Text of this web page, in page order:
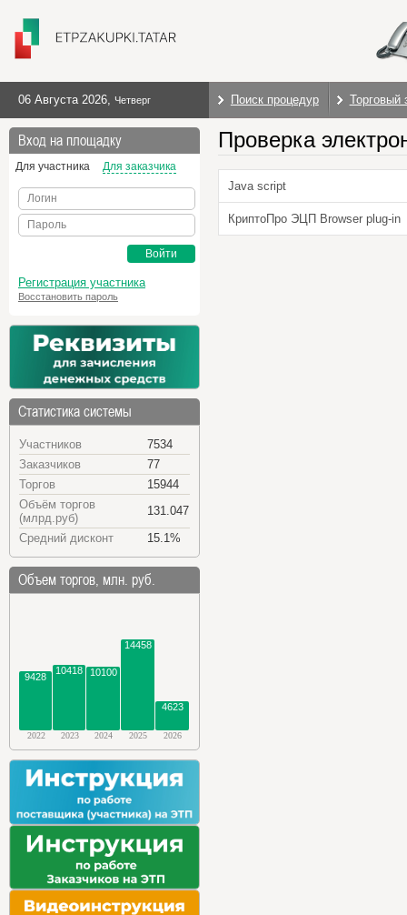
06 Августа 2026, Четверг Поиск процедур Торговый
Вход на площадку
Для участника Для заказчика
Логин
Пароль
Войти
Регистрация участника
Восстановить пароль
Статистика системы
Участников
7534
Заказчиков
77
Торгов
15944
Объём торгов
(млрд.руб)
131.047
Средний дисконт
15.1%
Объем торгов, млн. руб.
9428
10418 10100
14458
4623
2022 2023 2024 2025 2026
Проверка
Java script
КриптоПро ЭЦП Browser plug-in